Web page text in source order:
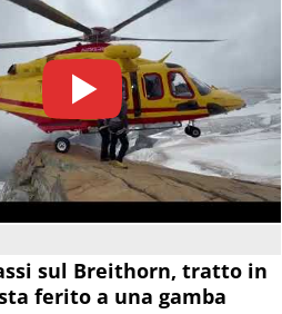
sul Breithorn, tratto in
ferito a una gamba